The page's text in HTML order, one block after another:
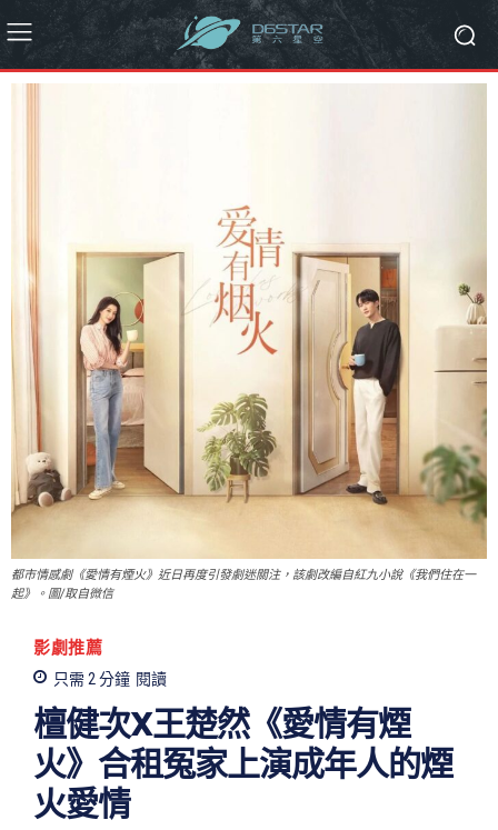
都市情感劇《愛情有煙火》近日再度引發劇迷關注，該劇改編自紅九小說《我們住在一
起》。圖/取自微信
影劇推薦
只需 2分鐘 閱讀
檀健次X王楚然《愛情有煙
火》合租冤家上演成年人的煙
火愛情